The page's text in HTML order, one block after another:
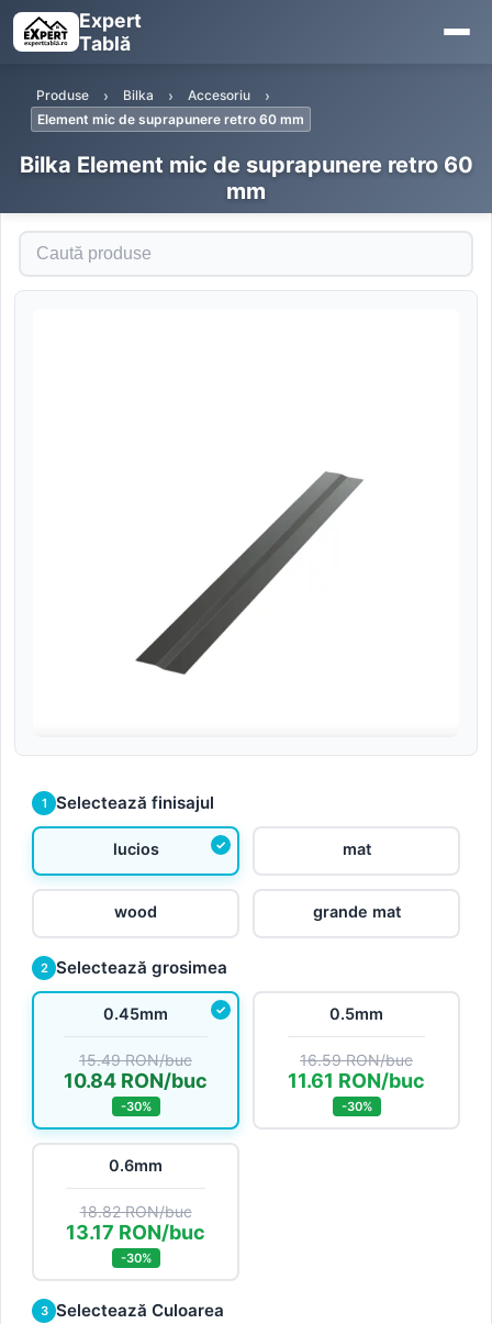
Expert
Tablă
Produse Bilka
Accesoriu
Element mic de suprapunere retro 60 mm
Bilka Element mic de suprapunere retro 60
mm
Caută produse
1 Selectează finisajul
lucios mat
wood grande mat
2 Selectează grosimea
0.45mm
15.49 RON/buc
10.84 RON/buc
-30%
0.5mm
16.59 RON/buc
11.61 RON/buc
-30%
0.6mm
18.82 RON/buc
13.17 RON/buc
-30%
3 Selectează Culoarea